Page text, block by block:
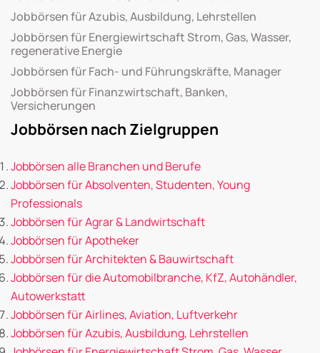
Jobbörsen für Azubis, Ausbildung, Lehrstellen
Jobbörsen für Energiewirtschaft Strom, Gas, Wasser,
regenerative Energie
Jobbörsen für Fach- und Führungskräfte, Manager
Jobbörsen für Finanzwirtschaft, Banken,
Versicherungen
Jobbörsen nach Zielgruppen
Jobbörsen alle Branchen und Berufe
Jobbörsen für Absolventen, Studenten, Young
Professionals
Jobbörsen für Agrar & Landwirtschaft
Jobbörsen für Apotheker
Jobbörsen für Architekten & Bauwirtschaft
Jobbörsen für die Automobilbranche, KfZ, Autohändler,
Autowerkstatt
Jobbörsen für Airlines, Aviation, Luftverkehr
Jobbörsen für Azubis, Ausbildung, Lehrstellen